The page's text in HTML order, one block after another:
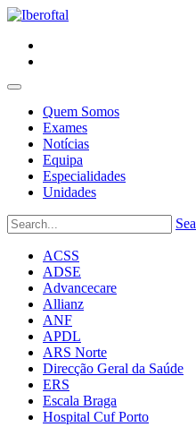
Quem Somos
Exames
Notícias
Equipa
Especialidades
Unidades
ACSS
ADSE
Advancecare
Allianz
ANF
APDL
ARS Norte
Direcção Geral da Saúde
ERS
Escala Braga
Hospital Cuf Porto